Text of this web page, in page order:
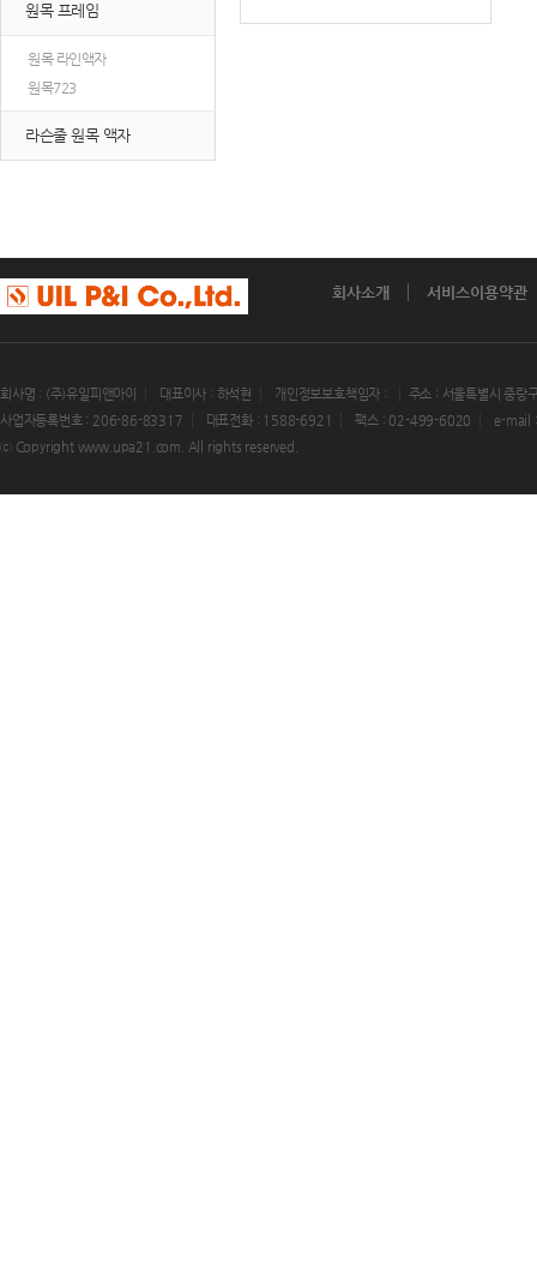
원목 프레임
원목 라인액자
원목723
라슨줄 원목 액자
회사소개 서비스이용약관
회사명 : (주)유일피앤아이 대표이사 : 하석현 개인정보보호책임자 :
주소 : 서울특별시 중
사업자등록번호 : 206-86-83317
대표전화 : 1588-6921 팩스 : 02-499-6020
e-mail
ⓒ Copyright www.upa21.com. All rights reserved.